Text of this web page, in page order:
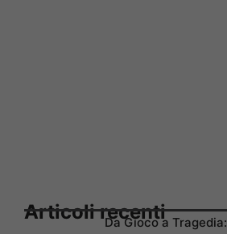
Articoli recentiDa Gioco a Tragedia: